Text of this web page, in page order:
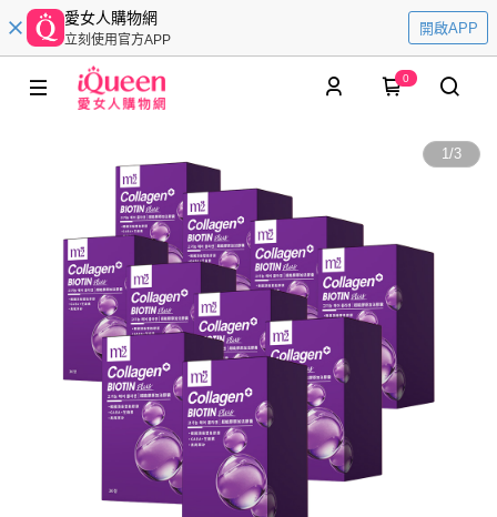
愛女人購物網
立刻使用官方APP
開啟APP
0
1/3